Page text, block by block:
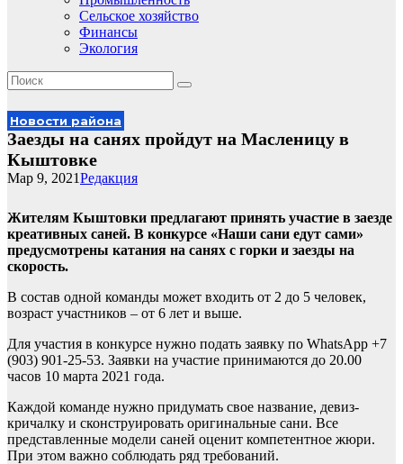
Сельское хозяйство
Финансы
Экология
Новости района
Заезды на санях пройдут на Масленицу в
Кыштовке
Редакция
Мар 9, 2021
Жителям Кыштовки предлагают принять участие в заезде
креативных саней. В конкурсе «Наши сани едут сами»
предусмотрены катания на санях с горки и заезды на
скорость.
В состав одной команды может входить от 2 до 5 человек,
возраст участников – от 6 лет и выше.
Для участия в конкурсе нужно подать заявку по WhatsApp +7
(903) 901-25-53. Заявки на участие принимаются до 20.00
часов 10 марта 2021 года.
Каждой команде нужно придумать свое название, девиз-
кричалку и сконструировать оригинальные сани. Все
представленные модели саней оценит компетентное жюри.
При этом важно соблюдать ряд требований.